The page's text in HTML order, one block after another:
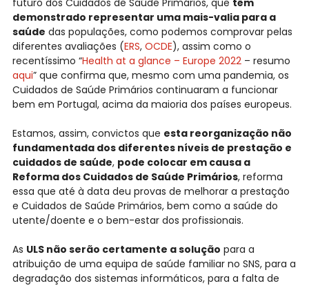
futuro dos Cuidados de Saúde Primários, que têm
demonstrado representar uma mais-valia para a
saúde das populações, como podemos comprovar pelas
diferentes avaliações (ERS, OCDE), assim como o
recentíssimo “Health at a glance – Europe 2022– resumo
aqui” que confirma que, mesmo com uma pandemia, os
Cuidados de Saúde Primários continuaram a funcionar
bem em Portugal, acima da maioria dos países europeus.
Estamos, assim, convictos que esta reorganização não
fundamentada dos diferentes níveis de prestação e
cuidados de saúde, pode colocar em causa a
Reforma dos Cuidados de Saúde Primários, reforma
essa que até à data deu provas de melhorar a prestação
e Cuidados de Saúde Primários, bem como a saúde do
utente/doente e o bem-estar dos profissionais.
As ULS não serão certamente a solução para a
atribuição de uma equipa de saúde familiar no SNS, para a
degradação dos sistemas informáticos, para a falta de